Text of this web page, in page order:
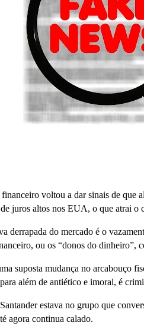
voltou a dar sinais de que
juros altos nos EUA, o que atrai o
derrapada do mercado é o
ou os “donos do dinheiro”,
suposta mudança no arcabouço
além de antiético e imoral, é
estava no grupo que
agora continua calado.